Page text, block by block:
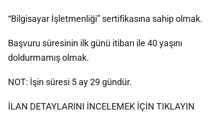
“Bilgisayar İşletmenliği” sertifikasına sahip olmak.
Başvuru süresinin ilk günü itibarı ile 40 yaşını
doldurmamış olmak.
NOT: İşin süresi 5 ay 29 gündür.
İLAN DETAYLARINI İNCELEMEK İÇİN TIKLAYIN